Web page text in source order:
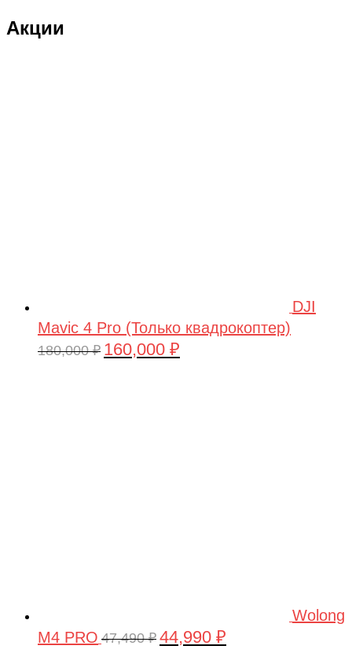
Акции
DJI
Mavic 4 Pro (Только квадрокоптер)
180,000₽ Первоначальная
160,000 ₽
Wolong
M4 PRO 47,490₽ Первоначальная
44,990 ₽